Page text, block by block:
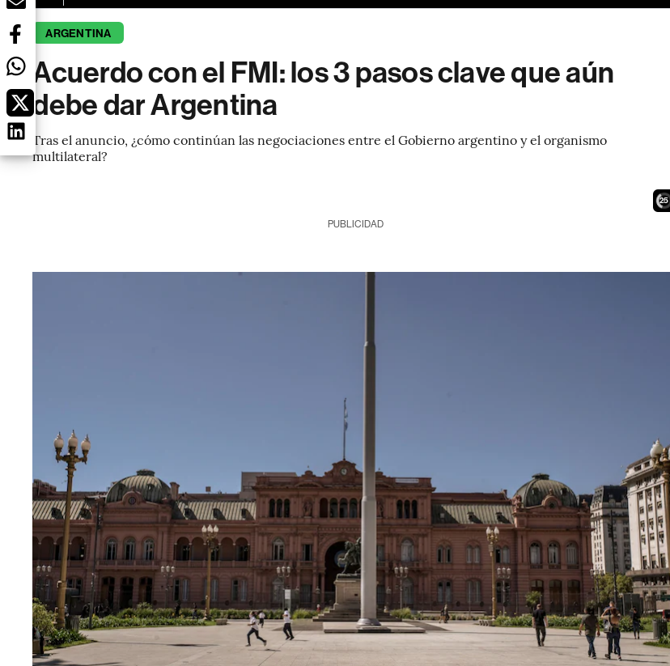
ARGENTINA
Acuerdo con el FMI: los 3 pasos clave que aún
debe dar Argentina
Tras el anuncio, ¿cómo continúan las negociaciones entre el Gobierno argentino y el organismo
multilateral?
24
PUBLICIDAD